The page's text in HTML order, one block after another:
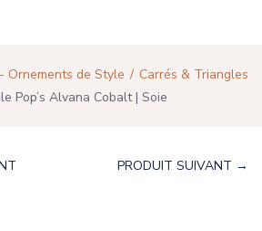
Ornements de Style
Carrés & Triangles
Pop’s Alvana Cobalt | Soie
PRODUIT SUIVANT →